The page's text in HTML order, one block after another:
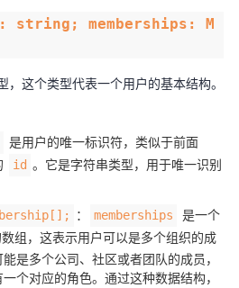
memberships: M
，这个类型代表一个用户的基本结构。
是用户的唯一标识符，类似于前面
id 。它是字符串类型，用于唯一识别
： memberships 是一个
组，这表示用户可以是多个组织的成
是多个公司、社区或者团队的成员，
个对应的角色。通过这种数据结构，